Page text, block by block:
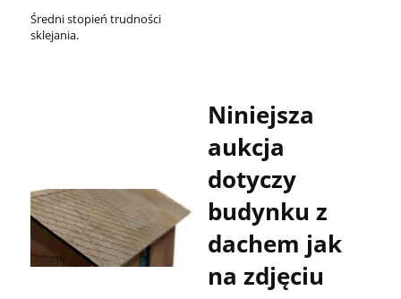
Średni stopień trudności
sklejania.
Niniejsza
aukcja
dotyczy
budynku z
dachem jak
na zdjęciu